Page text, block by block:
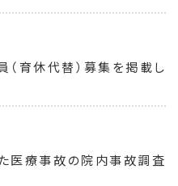
育休代替）募集を掲載し
医療事故の院内事故調査